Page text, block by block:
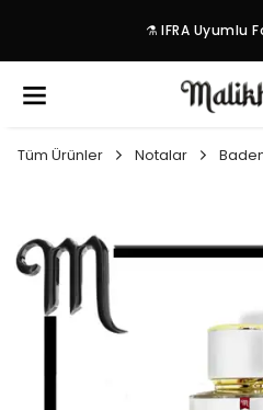
⚗️ IFRA Uyumlu
Tüm Ürünler Notalar